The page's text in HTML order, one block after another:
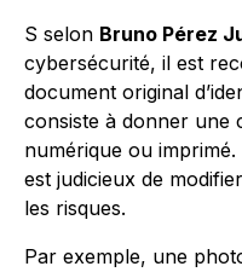
S selon Bruno Pérez
cybersécurité, il est
document original
consiste à donner une
numérique ou
est judicieux de
les risques.
Par exemple, une